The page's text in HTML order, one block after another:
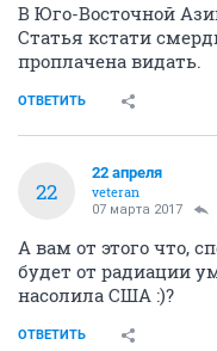
В Юго-Восточной
Статья кстати
проплачена видать.
ОТВЕТИТЬ
22
22 апреля
veteran
07 марта 2017
А вам от этого что,
будет от радиации
насолила США :)?
ОТВЕТИТЬ